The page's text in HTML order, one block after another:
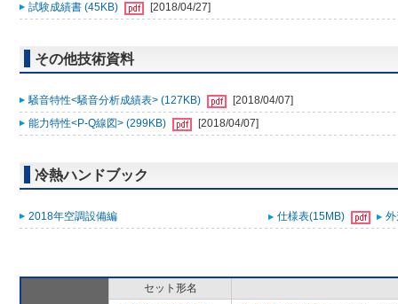
試験成績書 (45KB) [2018/04/27]
その他技術資料
騒音特性<騒音分析成績表> (127KB)
[2018/04/07]
能力特性<P-Q線図> (299KB)
[2018/04/07]
冷熱ハンドブック
2018年空調設備編 仕様表(15MB)
セット形名